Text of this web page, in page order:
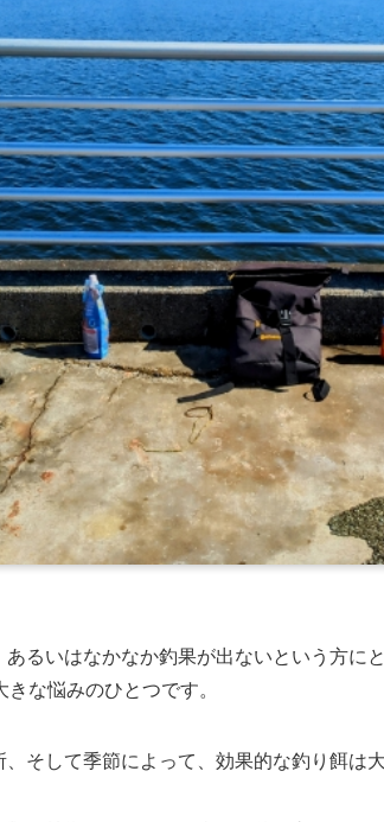
るいはなかなか釣果が出ないという方に
きな悩みのひとつです。
そして季節によって、効果的な釣り餌は